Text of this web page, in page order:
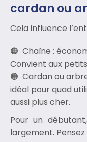
cardan ou
Cela influence
Chaîne :
Convient aux
Cardan ou
idéal pour quad
aussi plus cher.
Pour un
largement.